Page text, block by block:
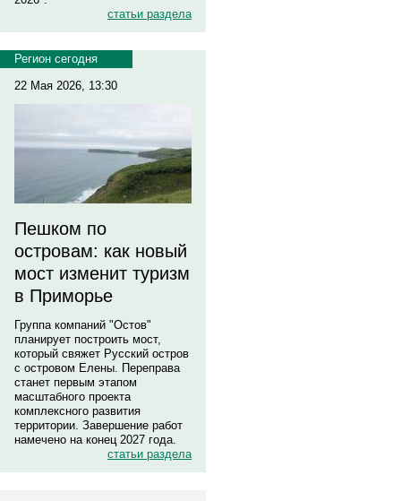
статьи раздела
Регион сегодня
22 Мая 2026, 13:30
Пешком по
островам: как новый
мост изменит туризм
в Приморье
Группа компаний "Остов"
планирует построить мост,
который свяжет Русский остров
с островом Елены. Переправа
станет первым этапом
масштабного проекта
комплексного развития
территории. Завершение работ
намечено на конец 2027 года.
статьи раздела